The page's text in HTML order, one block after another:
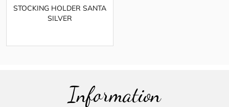
STOCKING HOLDER SANTA
SILVER
Information